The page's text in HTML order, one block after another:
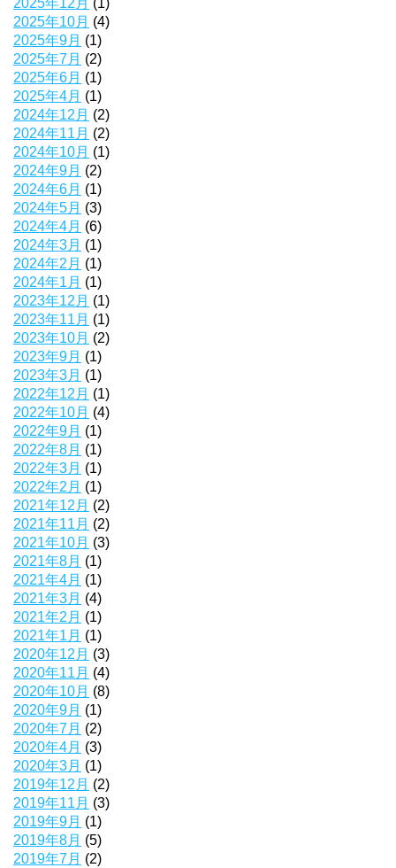
2025年10月 (4)
2025年9月 (1)
2025年7月 (2)
2025年6月 (1)
2025年4月 (1)
2024年12月 (2)
2024年11月 (2)
2024年10月 (1)
2024年9月 (2)
2024年6月 (1)
2024年5月 (3)
2024年4月 (6)
2024年3月 (1)
2024年2月 (1)
2024年1月 (1)
2023年12月 (1)
2023年11月 (1)
2023年10月 (2)
2023年9月 (1)
2023年3月 (1)
2022年12月 (1)
2022年10月 (4)
2022年9月 (1)
2022年8月 (1)
2022年3月 (1)
2022年2月 (1)
2021年12月 (2)
2021年11月 (2)
2021年10月 (3)
2021年8月 (1)
2021年4月 (1)
2021年3月 (4)
2021年2月 (1)
2021年1月 (1)
2020年12月 (3)
2020年11月 (4)
2020年10月 (8)
2020年9月 (1)
2020年7月 (2)
2020年4月 (3)
2020年3月 (1)
2019年12月 (2)
2019年11月 (3)
2019年9月 (1)
2019年8月 (5)
2019年7月 (2)